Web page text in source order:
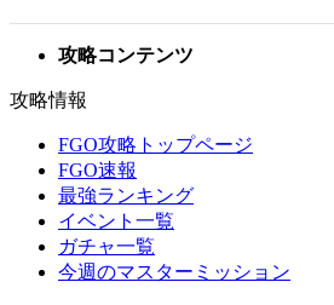
攻略コンテンツ
攻略情報
FGO攻略トップページ
FGO速報
最強ランキング
イベント一覧
ガチャ一覧
今週のマスターミッション